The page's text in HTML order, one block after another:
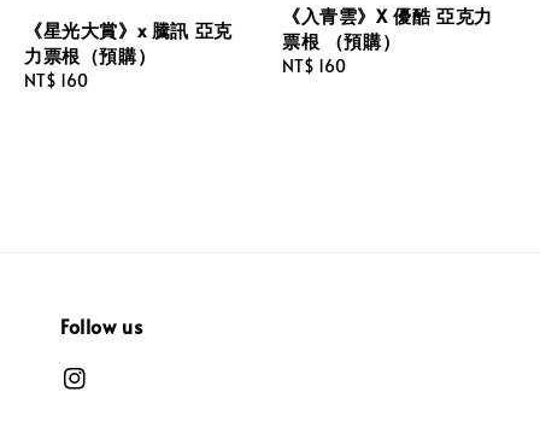
《星光大賞》x 騰訊 亞克
力票根（預購）
Regular
NT$ 160
《入青雲》X 優酷 亞克力
票根 （預購）
Regular
NT$ 160
Follow us